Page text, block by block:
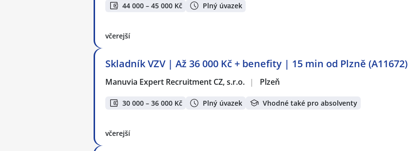
44 000 – 45 000 Kč Plný úvazek
včerejší
Skladník VZV | Až 36 000 Kč + benefity | 15 min od Plzně (A11672)
Manuvia Expert Recruitment CZ, s.r.o. | Plzeň
30 000 – 36 000 Kč Plný úvazek Vhodné také pro absolventy
včerejší